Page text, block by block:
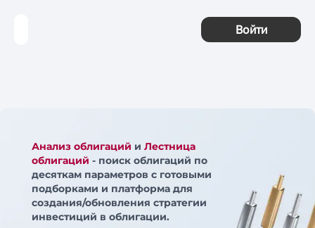
Войти
Анализ облигаций и Лестница
облигаций - поиск облигаций по
десяткам параметров с готовыми
подборками и платформа для
создания/обновления стратегии
инвестиций в облигации.